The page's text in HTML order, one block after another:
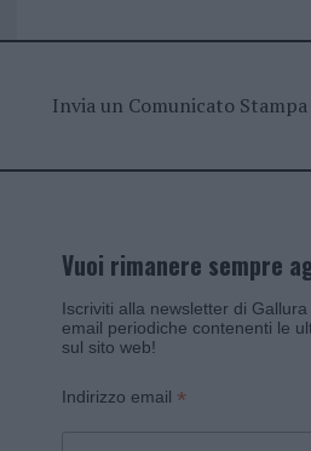
Invia un Comunicato Stampa
Vuoi rimanere sempre
Iscriviti alla newsletter di
email periodiche contenenti le
sul sito web!
Indirizzo email *